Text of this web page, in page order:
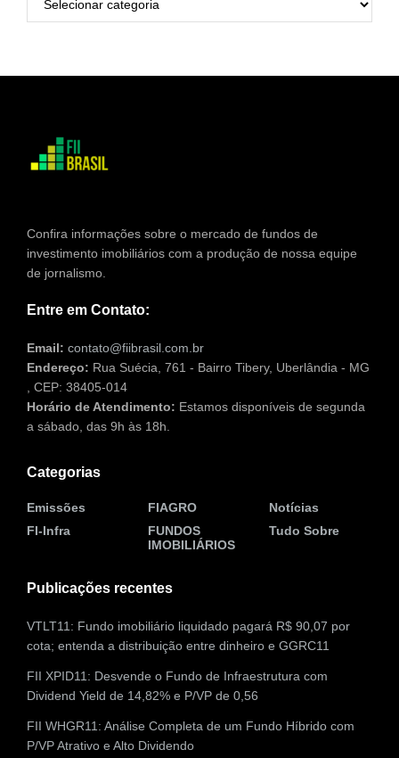
Confira informações sobre o mercado de fundos de
investimento imobiliários com a produção de nossa equipe
de jornalismo.
Entre em Contato:
Email: contato@fiibrasil.com.br
Endereço: Rua Suécia, 761 - Bairro Tibery, Uberlândia - MG
, CEP: 38405-014
Horário de Atendimento: Estamos disponíveis de segunda
a sábado, das 9h às 18h.
Categorias
Emissões
FI-Infra
FIAGRO
FUNDOS
IMOBILIÁRIOS
Notícias
Tudo Sobre
Publicações recentes
VTLT11: Fundo imobiliário liquidado pagará R$ 90,07 por
cota; entenda a distribuição entre dinheiro e GGRC11
FII XPID11: Desvende o Fundo de Infraestrutura com
Dividend Yield de 14,82% e P/VP de 0,56
FII WHGR11: Análise Completa de um Fundo Híbrido com
P/VP Atrativo e Alto Dividendo